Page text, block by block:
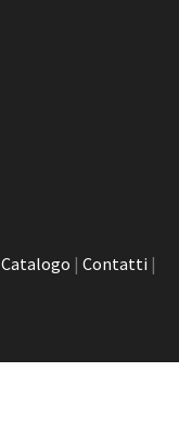
Catalogo | Contatti |